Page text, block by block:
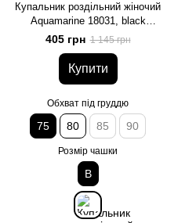
Купальник роздільний жіночий
Aquamarine 18031, black
(чорний), 75, B
405 грн 1 145 грн
Купити
Обхват під груддю
75 80 85 90
Розмір чашки
B